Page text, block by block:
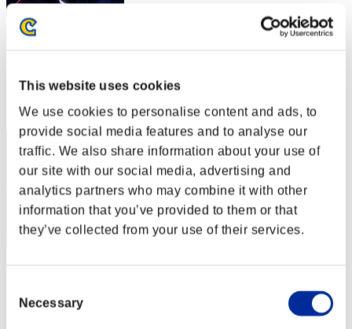
This website uses cookies
We use cookies to personalise content and ads, to
provide social media features and to analyse our
traffic. We also share information about your use of
our site with our social media, advertising and
analytics partners who may combine it with other
information that you’ve provided to them or that
they’ve collected from your use of their services.
Selection
Necessary
Shinanai
RANK
32
ThickestGlobe13
スコア:29階層/59'00"83